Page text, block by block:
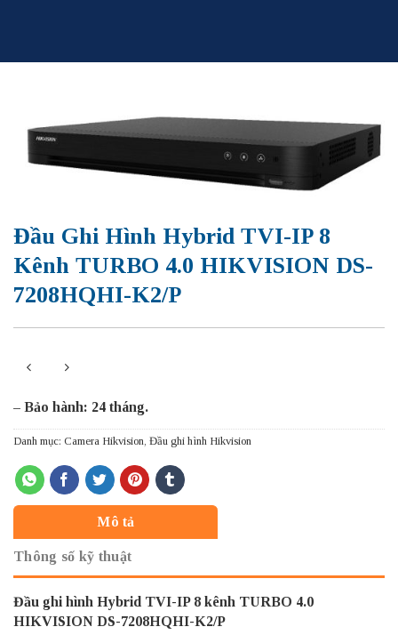
Đầu Ghi Hình Hybrid TVI-IP 8
Kênh TURBO 4.0 HIKVISION DS-
7208HQHI-K2/P
– Bảo hành: 24 tháng.
Danh mục: Camera Hikvision Đầu ghi hình Hikvision
Mô tả
Thông số kỹ thuật
Đầu ghi hình Hybrid TVI-IP 8 kênh TURBO 4.0
HIKVISION DS-7208HQHI-K2/P